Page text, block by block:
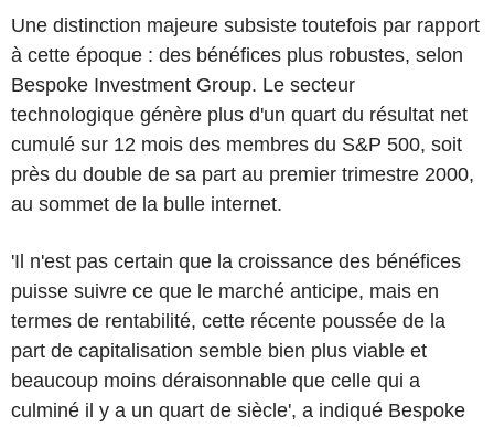
Une distinction majeure subsiste toutefois par rapport
à cette époque : des bénéfices plus robustes, selon
Bespoke Investment Group. Le secteur
technologique génère plus d'un quart du résultat net
cumulé sur 12 mois des membres du S&P 500, soit
près du double de sa part au premier trimestre 2000,
au sommet de la bulle internet.
'Il n'est pas certain que la croissance des bénéfices
puisse suivre ce que le marché anticipe, mais en
termes de rentabilité, cette récente poussée de la
part de capitalisation semble bien plus viable et
beaucoup moins déraisonnable que celle qui a
culminé il y a un quart de siècle', a indiqué Bespoke